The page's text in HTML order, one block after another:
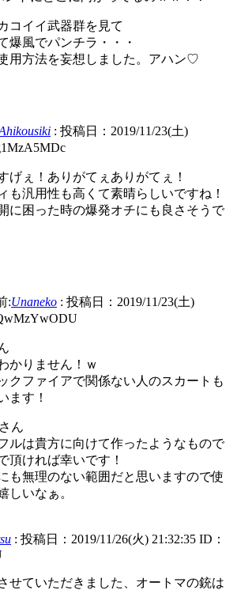
コイイ武器群を見て
爆風でパンチラ・・・
用方法を妄想しました。アハン♡
: 投稿日：2019/11/23(土)
げぇ！ありがてぇありがてぇ！
も汎用性も高くて素晴らしいですね！
に困った時の爆発オチにも良さそうで
:Unaneko : 投稿日：2019/11/23(土)
かりません！ｗ
クファイアで関係ない人のスカートも
ます！
ん
ルは貴方に向けて作ったようなもので
頂ければ幸いです！
も無理のない範囲だと思いますので使
しいなぁ。
: 投稿日：2019/11/26(火) 21:32:35 ID：
せていただきました、オートマの銃は